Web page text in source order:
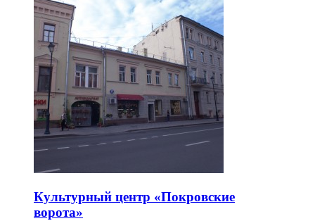
Культурный центр «Покровские
ворота»